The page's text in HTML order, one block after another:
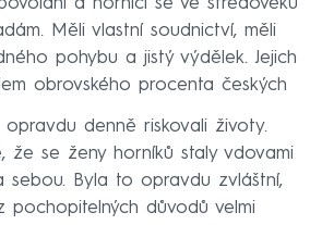
a horníci se ve středověku
Měli vlastní soudnictví, měli
pohybu a jistý výdělek. Jejich
obrovského procenta českých
denně riskovali životy.
že se ženy horníků staly vdovami
sebou. Byla to opravdu zvláštní,
pochopitelných důvodů velmi